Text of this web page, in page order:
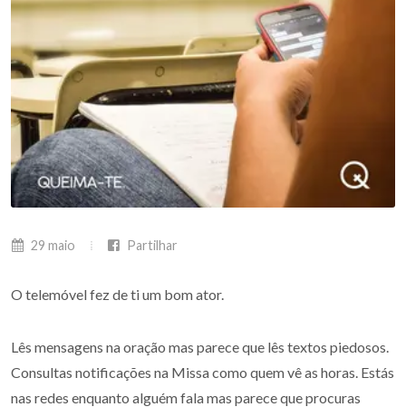
29 maio Partilhar
O telemóvel fez de ti um bom ator.
Lês mensagens na oração mas parece que lês textos piedosos.
Consultas notificações na Missa como quem vê as horas. Estás
nas redes enquanto alguém fala mas parece que procuras